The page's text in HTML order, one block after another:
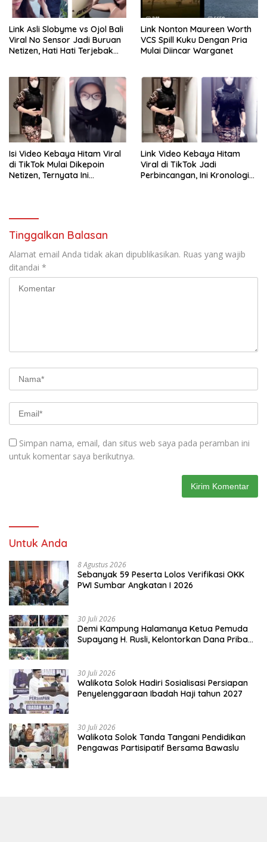
Link Asli Slobyme vs Ojol Bali
Viral No Sensor Jadi Buruan
Netizen, Hati Hati Terjebak
Link Nonton Maureen Worth
VCS Spill Kuku Dengan Pria
Mulai Diincar Warganet
Isi Video Kebaya Hitam Viral
di TikTok Mulai Dikepoin
Netizen, Ternyata Ini
Link Video Kebaya Hitam
Viral di TikTok Jadi
Perbincangan, Ini Kronologi
Tinggalkan Balasan
Alamat email Anda tidak akan dipublikasikan. Ruas yang wajib
ditandai *
Simpan nama, email, dan situs web saya pada peramban ini
untuk komentar saya berikutnya.
Untuk Anda
8 Agustus 2026
Sebanyak 59 Peserta Lolos Verifikasi OKK
PWI Sumbar Angkatan I 2026
30 Juli 2026
Demi Kampung Halamanya Ketua Pemuda
Supayang H. Rusli, Kelontorkan Dana Pribadi
30 Juli 2026
Walikota Solok Hadiri Sosialisasi Persiapan
Penyelenggaraan Ibadah Haji tahun 2027
30 Juli 2026
Walikota Solok Tanda Tangani Pendidikan
Pengawas Partisipatif Bersama Bawaslu